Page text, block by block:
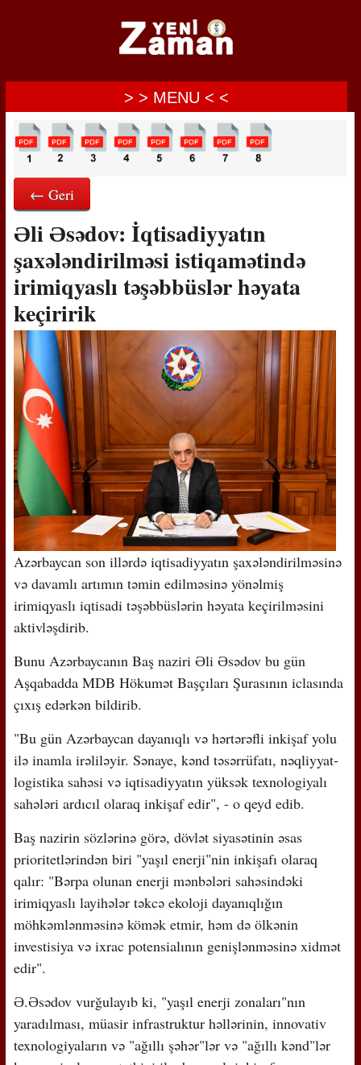
> > MENU < <
← Geri
Əli Əsədov: İqtisadiyyatın
şaxələndirilməsi istiqamətində
irimiqyaslı təşəbbüslər həyata
keçiririk
Azərbaycan son illərdə iqtisadiyyatın şaxələndirilməsinə
və davamlı artımın təmin edilməsinə yönəlmiş
irimiqyaslı iqtisadi təşəbbüslərin həyata keçirilməsini
aktivləşdirib.
Bunu Azərbaycanın Baş naziri Əli Əsədov bu gün
Aşqabadda MDB Hökumət Başçıları Şurasının iclasında
çıxış edərkən bildirib.
"Bu gün Azərbaycan dayanıqlı və hərtərəfli inkişaf yolu
ilə inamla irəliləyir. Sənaye, kənd təsərrüfatı, nəqliyyat-
logistika sahəsi və iqtisadiyyatın yüksək texnologiyalı
sahələri ardıcıl olaraq inkişaf edir", - o qeyd edib.
Baş nazirin sözlərinə görə, dövlət siyasətinin əsas
prioritetlərindən biri "yaşıl enerji"nin inkişafı olaraq
qalır: "Bərpa olunan enerji mənbələri sahəsindəki
irimiqyaslı layihələr təkcə ekoloji dayanıqlığın
möhkəmlənməsinə kömək etmir, həm də ölkənin
investisiya və ixrac potensialının genişlənməsinə xidmət
edir".
Ə.Əsədov vurğulayıb ki, "yaşıl enerji zonaları"nın
yaradılması, müasir infrastruktur həllərinin, innovativ
texnologiyaların və "ağıllı şəhər"lər və "ağıllı kənd"lər